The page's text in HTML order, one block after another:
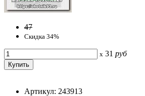
47
Скидка 34%
x 31 руб
Артикул: 243913